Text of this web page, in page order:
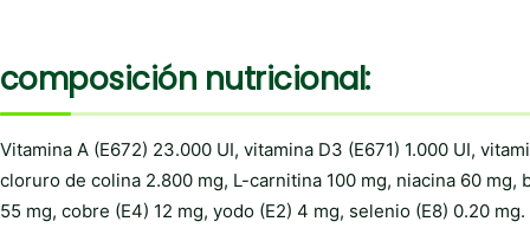
composición nutricional:
Vitamina A (E672) 23.000 UI, vitamina D3 (E671) 1.000 UI,
cloruro de colina 2.800 mg, L-carnitina 100 mg, niacina 60 mg,
55 mg, cobre (E4) 12 mg, yodo (E2) 4 mg, selenio (E8) 0.20